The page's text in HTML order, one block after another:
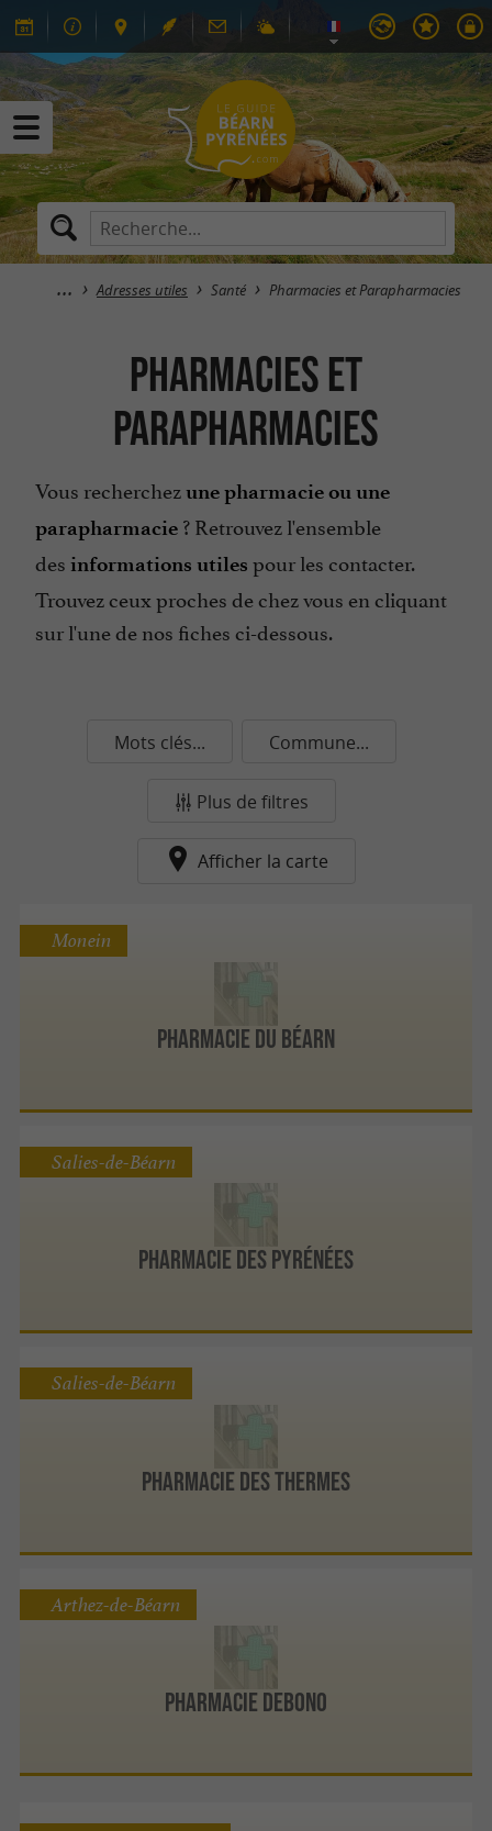
Adresses utiles Santé Pharmacies et Parapharmacies
Pharmacies et
Parapharmacies
Vous recherchezune pharmacie ou une
parapharmacie ? Retrouvez l'ensemble
des informations utiles pour les contacter.
Trouvez ceux proches de chez vous en cliquant
sur l'une de nos fiches ci-dessous.
Mots clés... Commune...
Plus de filtres
Afficher la carte
Pharmacie du Béarn
Monein
Pharmacie des Pyrénées
Salies-de-Béarn
Pharmacie des Thermes
Salies-de-Béarn
Pharmacie Debono
Arthez-de-Béarn